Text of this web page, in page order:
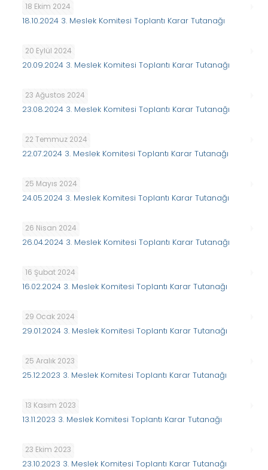
18 Ekim 2024
18.10.2024 3. Meslek Komitesi Toplantı Karar Tutanağı
20 Eylül 2024
20.09.2024 3. Meslek Komitesi Toplantı Karar Tutanağı
23 Ağustos 2024
23.08.2024 3. Meslek Komitesi Toplantı Karar Tutanağı
22 Temmuz 2024
22.07.2024 3. Meslek Komitesi Toplantı Karar Tutanağı
25 Mayıs 2024
24.05.2024 3. Meslek Komitesi Toplantı Karar Tutanağı
26 Nisan 2024
26.04.2024 3. Meslek Komitesi Toplantı Karar Tutanağı
16 Şubat 2024
16.02.2024 3. Meslek Komitesi Toplantı Karar Tutanağı
29 Ocak 2024
29.01.2024 3. Meslek Komitesi Toplantı Karar Tutanağı
25 Aralık 2023
25.12.2023 3. Meslek Komitesi Toplantı Karar Tutanağı
13 Kasım 2023
13.11.2023 3. Meslek Komitesi Toplantı Karar Tutanağı
23 Ekim 2023
23.10.2023 3. Meslek Komitesi Toplantı Karar Tutanağı